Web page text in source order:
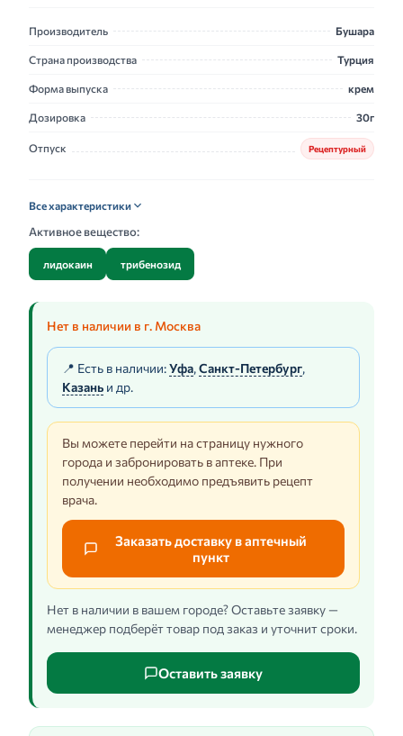
Производитель Бушара
Страна производства Турция
Форма выпуска крем
Дозировка 30г
Отпуск Рецептурный
Все характеристики
Активное вещество:
лидокаин трибенозид
Нет в наличии в г. Москва
📍 Есть в наличии:Уфа,Санкт-Петербург,
Казань и др.
Вы можете перейти на страницу нужного
города и забронировать в аптеке. При
получении необходимо предъявить рецепт
врача.
Заказать доставку в аптечный
пункт
Нет в наличии в вашем городе? Оставьте заявку —
менеджер подберёт товар под заказ и уточнит сроки.
Оставить заявку